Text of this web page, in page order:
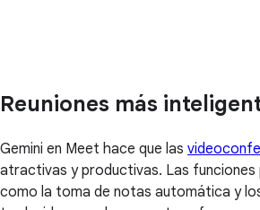
Reuniones más
Gemini en Meet hace que las
atractivas y productivas. Las funciones
como la toma de notas automática y